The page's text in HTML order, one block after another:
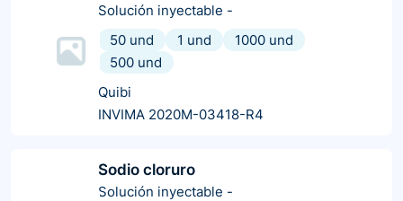
Solución inyectable -
50 und
1 und
1000 und
500 und
Quibi
INVIMA 2020M-03418-R4
Sodio cloruro
Solución inyectable -